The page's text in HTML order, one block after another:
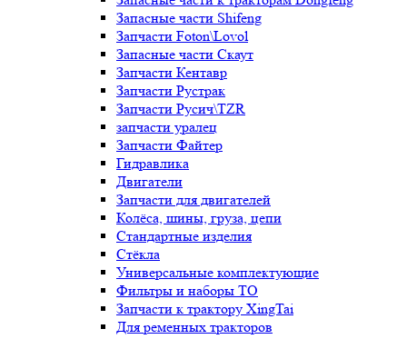
Запасные части Shifeng
Запчасти Foton\Lovol
Запасные части Скаут
Запчасти Кентавр
Запчасти Рустрак
Запчасти Русич\TZR
запчасти уралец
Запчасти Файтер
Гидравлика
Двигатели
Запчасти для двигателей
Колёса, шины, груза, цепи
Стандартные изделия
Стёкла
Универсальные комплектующие
Фильтры и наборы ТО
Запчасти к трактору XingTai
Для ременных тракторов